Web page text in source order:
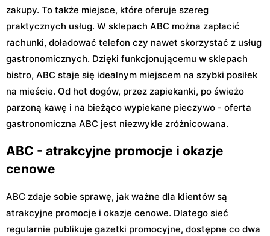
zakupy. To także miejsce, które oferuje szereg
praktycznych usług. W sklepach ABC można zapłacić
rachunki, doładować telefon czy nawet skorzystać z usług
gastronomicznych. Dzięki funkcjonującemu w sklepach
bistro, ABC staje się idealnym miejscem na szybki posiłek
na mieście. Od hot dogów, przez zapiekanki, po świeżo
parzoną kawę i na bieżąco wypiekane pieczywo - oferta
gastronomiczna ABC jest niezwykle zróżnicowana.
ABC - atrakcyjne promocje i okazje
cenowe
ABC zdaje sobie sprawę, jak ważne dla klientów są
atrakcyjne promocje i okazje cenowe. Dlatego sieć
regularnie publikuje gazetki promocyjne, dostępne co dwa